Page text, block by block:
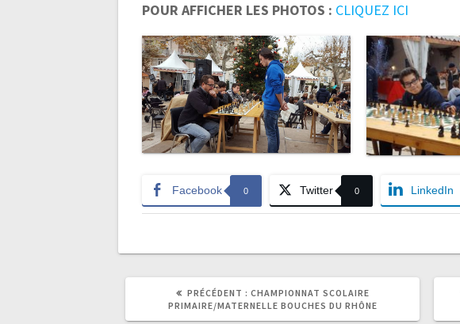
POUR AFFICHER LES PHOTOS : CLIQUEZ ICI
Facebook 0 Twitter 0 LinkedIn
PRÉCÉDENT : ARTICLE
PRÉCÉDENT
CHAMPIONNAT SCOLAIRE
PRIMAIRE/MATERNELLE BOUCHES DU RHÔNE